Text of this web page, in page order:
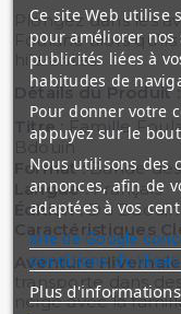
Plongez dans les
Foulane alors
hilarantes.
Détails du Produit :
Titre :Famille
Bdouin
Format :Bande
Langue :Français
Édition :Du Bdouin
Caractéristiques
Aventure
transporte dans
neige avec la
Ce site Web utilise
pour améliorer nos
publicités liées à
habitudes de
Pour donner votre
appuyez sur le
Nous utilisons des
annonces, afin de
adaptées à vos
site de Google
conditions
Plus d'informations